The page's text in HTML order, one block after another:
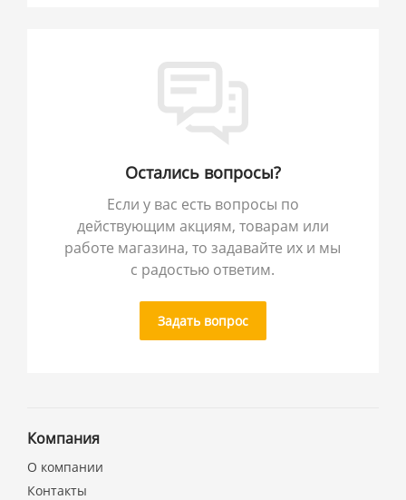
Остались вопросы?
Если у вас есть вопросы по
действующим акциям, товарам или
работе магазина, то задавайте их и мы
с радостью ответим.
Задать вопрос
Компания
О компании
Контакты